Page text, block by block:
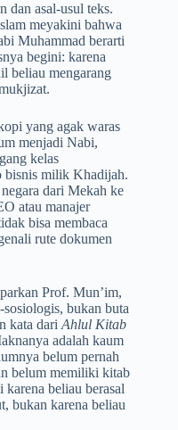
dan asal-usul teks.
meyakini bahwa
Muhammad berarti
begini: karena
beliau mengarang
yang agak waras
menjadi Nabi,
kelas
bisnis milik Khadijah.
dari Mekah ke
atau manajer
bisa membaca
rute dokumen
Prof. Mun’im,
bukan buta
kata dariAhlul Kitab
adalah kaum
belum pernah
belum memiliki kitab
beliau berasal
bukan karena beliau